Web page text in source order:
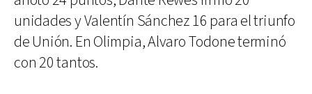
unidades y Valentín Sánchez 16 para el triunfo
de Unión. En Olimpia, Alvaro Todone terminó
con 20 tantos.